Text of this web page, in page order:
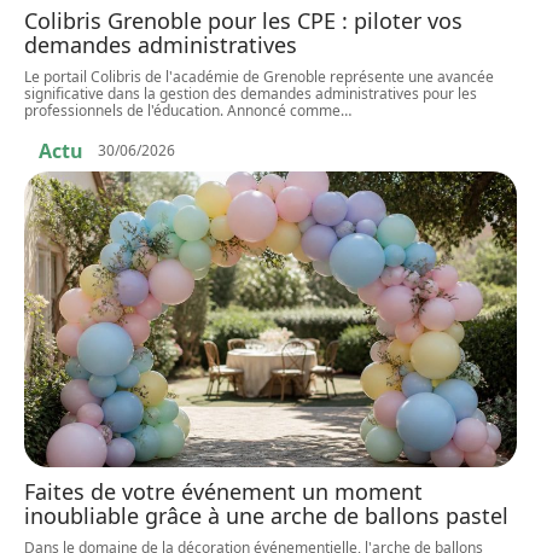
Colibris Grenoble pour les CPE : piloter vos
demandes administratives
Le portail Colibris de l'académie de Grenoble représente une avancée
significative dans la gestion des demandes administratives pour les
professionnels de l'éducation. Annoncé comme…
Actu 30/06/2026
Faites de votre événement un moment
inoubliable grâce à une arche de ballons pastel
Dans le domaine de la décoration événementielle, l'arche de ballons